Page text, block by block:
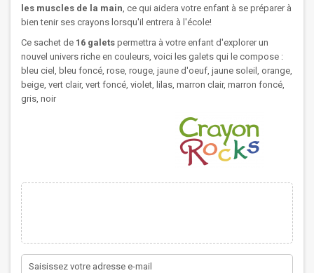
les muscles de la main, ce qui aidera votre enfant à se préparer à
bien tenir ses crayons lorsqu'il entrera à l'école!
Ce sachet de 16 galets permettra à votre enfant d'explorer un
nouvel univers riche en couleurs, voici les galets qui le compose :
bleu ciel, bleu foncé, rose, rouge, jaune d'oeuf, jaune soleil, orange,
beige, vert clair, vert foncé, violet, lilas, marron clair, marron foncé,
gris, noir